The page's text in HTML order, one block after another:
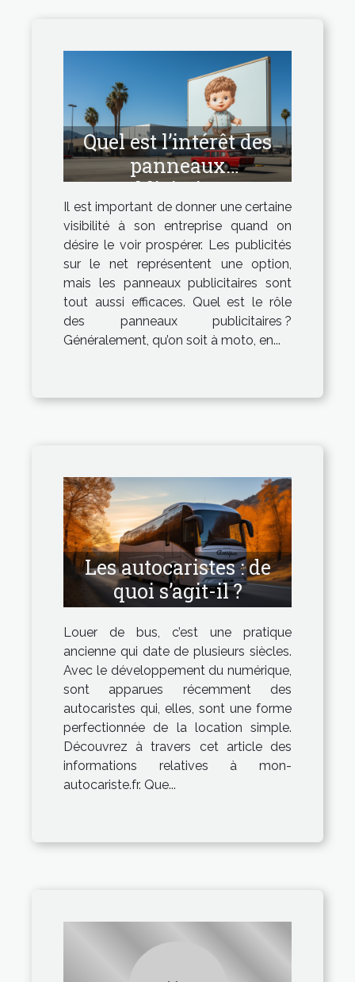
Quel est l’intérêt des
panneaux
publicitaires ?
Il est important de donner une certaine
visibilité à son entreprise quand on
désire le voir prospérer. Les publicités
sur le net représentent une option,
mais les panneaux publicitaires sont
tout aussi efficaces. Quel est le rôle
des panneaux publicitaires ?
Généralement, qu’on soit à moto, en...
Les autocaristes : de
quoi s’agit-il ?
Louer de bus, c’est une pratique
ancienne qui date de plusieurs siècles.
Avec le développement du numérique,
sont apparues récemment des
autocaristes qui, elles, sont une forme
perfectionnée de la location simple.
Découvrez à travers cet article des
informations relatives à mon-
autocariste.fr. Que...